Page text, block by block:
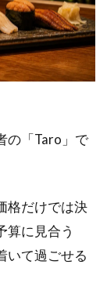
の「Taro」で
格だけでは決
算に見合う
いて過ごせる